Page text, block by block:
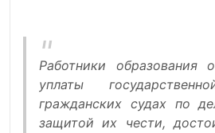
Работники образования
уплаты
гражданских судах по
защитой их чести,